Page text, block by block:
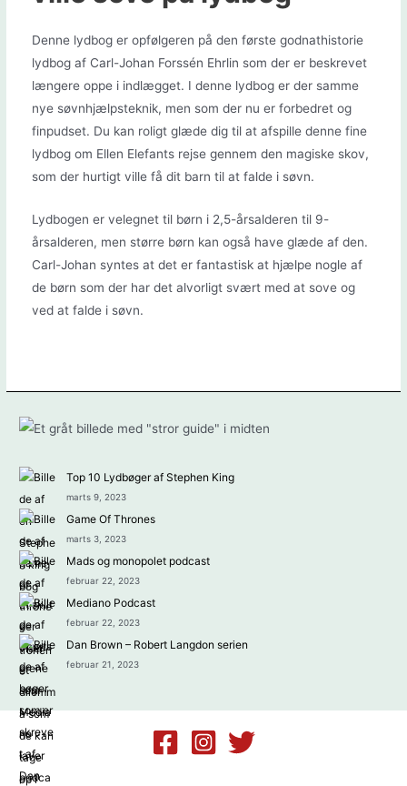
Denne lydbog er opfølgeren på den første godnathistorie
lydbog af Carl-Johan Forssén Ehrlin som der er beskrevet
længere oppe i indlægget. I denne lydbog er der samme
nye søvnhjælpsteknik, men som der nu er forbedret og
finpudset. Du kan roligt glæde dig til at afspille denne fine
lydbog om Ellen Elefants rejse gennem den magiske skov,
som der hurtigt ville få dit barn til at falde i søvn.
Lydbogen er velegnet til børn i 2,5-årsalderen til 9-
årsalderen, men større børn kan også have glæde af den.
Carl-Johan syntes at det er fantastisk at hjælpe nogle af
de børn som der har det alvorligt svært med at sove og
ved at falde i søvn.
Top 10 Lydbøger af Stephen King
marts 9, 2023
Game Of Thrones
marts 3, 2023
Mads og monopolet podcast
februar 22, 2023
Mediano Podcast
februar 22, 2023
Dan Brown – Robert Langdon serien
februar 21, 2023